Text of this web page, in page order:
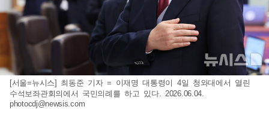
[서울=뉴시스] 최동준 기자 = 이재명 대통령이 4일 청와대에서 열린
수석보좌관회의에서 국민의례를 하고 있다. 2026.06.04.
photocdj@newsis.com